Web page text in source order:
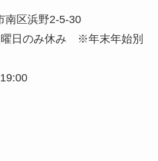
南区浜野2-5-30
曜日のみ休み ※年末年始別